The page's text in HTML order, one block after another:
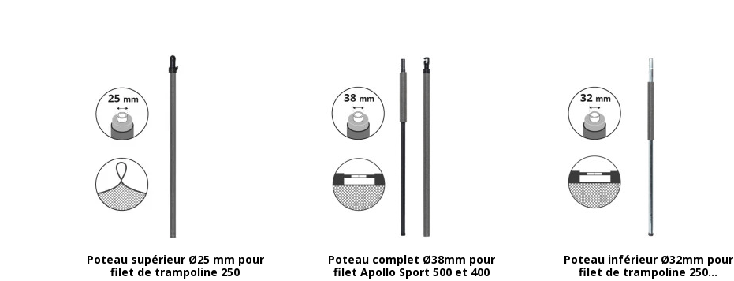
Poteau supérieur Ø25 mm pour
filet de trampoline 250
Poteau complet Ø38mm pour
filet Apollo Sport 500 et 400
Poteau inférieur Ø32mm pour
filet de trampoline 250...